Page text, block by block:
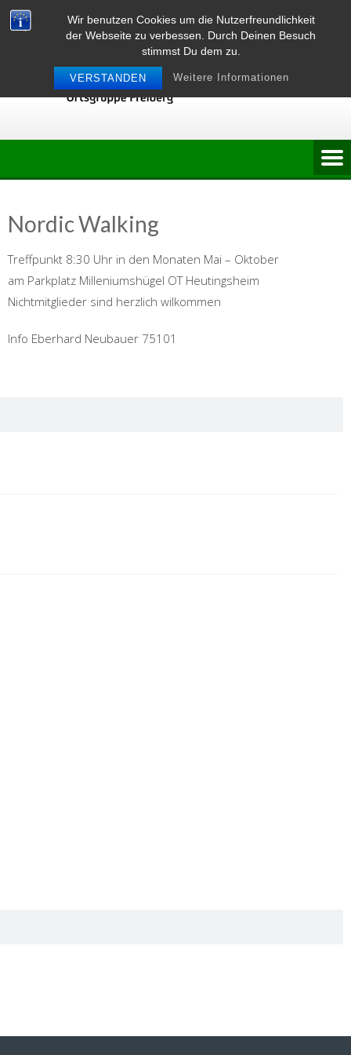
Wir benutzen Cookies um die Nutzerfreundlichkeit
der Webseite zu verbessen. Durch Deinen Besuch
stimmst Du dem zu.
VERSTANDEN Weitere Informationen
Skip
to
Nordic Walking
Treffpunkt 8:30 Uhr in den Monaten Mai – Oktober
am Parkplatz Milleniumshügel OT Heutingsheim
Nichtmitglieder sind herzlich wilkommen
Info Eberhard Neubauer 75101